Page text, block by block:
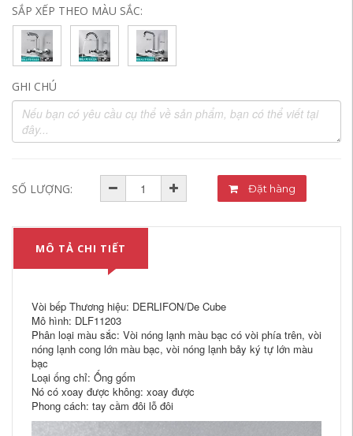
SẮP XẾP THEO MÀU SẮC:
GHI CHÚ
SỐ LƯỢNG: Đặt hàng
MÔ TẢ CHI TIẾT
Vòi bếp Thương hiệu: DERLIFON/De Cube
Mô hình: DLF11203
Phân loại màu sắc: Vòi nóng lạnh màu bạc có vòi phía trên, vòi
nóng lạnh cong lớn màu bạc, vòi nóng lạnh bảy ký tự lớn màu
bạc
Loại ống chỉ: Ống gốm
Nó có xoay được không: xoay được
Phong cách: tay cầm đôi lỗ đôi